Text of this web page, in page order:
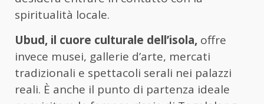
spiritualità locale.
Ubud, il cuore culturale dell’isola, offre
invece musei, gallerie d’arte, mercati
tradizionali e spettacoli serali nei palazzi
reali. È anche il punto di partenza ideale